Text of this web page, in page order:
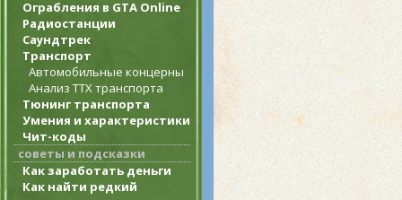
Ограбления в GTA Online
Радиостанции
Саундтрек
Транспорт
Автомобильные концерны
Анализ ТТХ транспорта
Тюнинг транспорта
Умения и характеристики
Чит-коды
советы и подсказки
Как заработать деньги
Как найти редкий